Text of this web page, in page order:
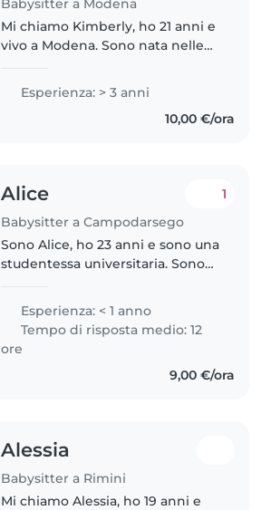
Babysitter a Modena
Mi chiamo Kimberly, ho 21 anni e
vivo a Modena. Sono nata nelle
dove mi sono diplomata con
ottimi risultati all'Istituto
Cattaneo-Deledda, indirizzo..
Esperienza: > 3 anni
10,00 €/ora
Alice
Babysitter a Campodarsego
1
Sono Alice, ho 23 anni e sono una
studentessa universitaria. Sono
da babysitter, ma le sfide non mi
hanno mai fatto paura. Sono
disponibile a guidare..
Esperienza: < 1 anno
Tempo di risposta medio: 12
ore
9,00 €/ora
Alessia
Babysitter a Rimini
Mi chiamo Alessia, ho 19 anni e